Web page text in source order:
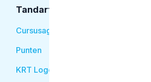
Tandarts
Cursusagenda
Punten
KRT Logo